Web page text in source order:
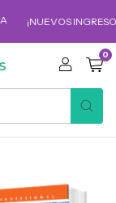
¡NUEVOS INGRESOS!
0